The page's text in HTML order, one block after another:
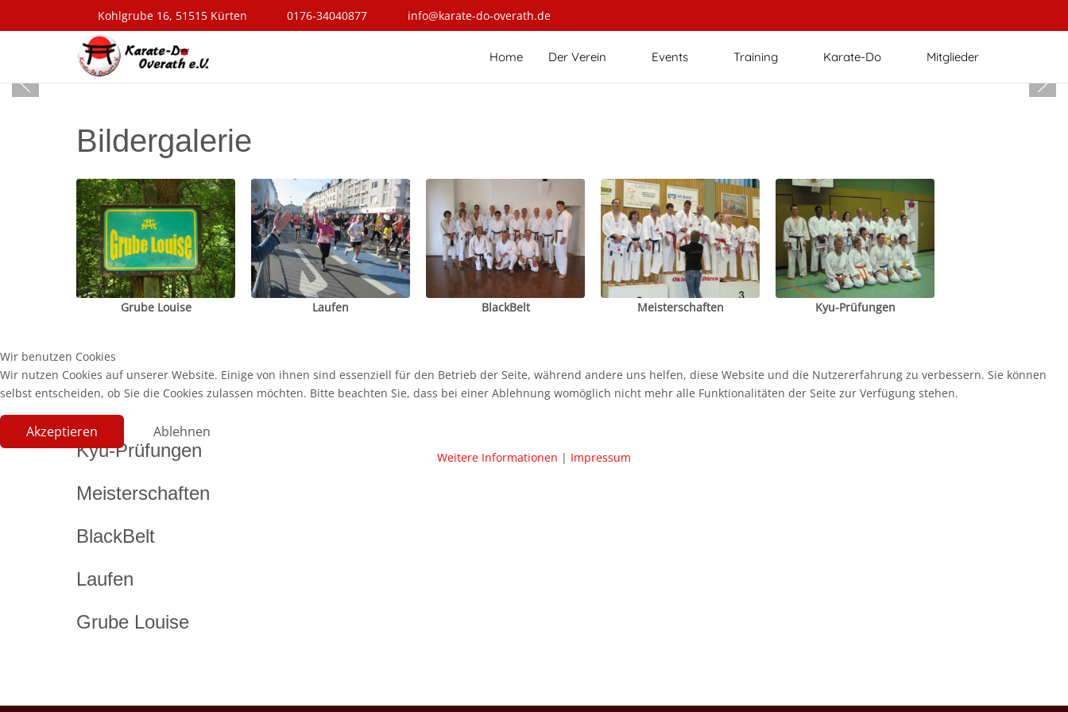
Kohlgrube 16, 51515 Kürten 0176-34040877 info@karate-do-overath.de
Home Der Verein Events Training Karate-Do Mitglieder
Bildergalerie
Grube Louise Laufen BlackBelt Meisterschaften Kyu-Prüfungen
Kyu-Prüfungen
Meisterschaften
BlackBelt
Laufen
Grube Louise
Wir benutzen Cookies
Wir nutzen Cookies auf unserer Website. Einige von ihnen sind essenziell für den Betrieb der Seite, während andere uns helfen, diese Website und die Nutzererfahrung zu verbessern. Sie können
selbst entscheiden, ob Sie die Cookies zulassen möchten. Bitte beachten Sie, dass bei einer Ablehnung womöglich nicht mehr alle Funktionalitäten der Seite zur Verfügung stehen.
Akzeptieren Ablehnen
Weitere Informationen | Impressum